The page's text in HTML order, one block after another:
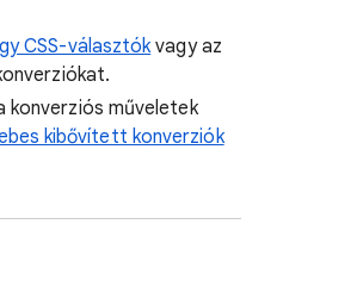
CSS-választókvagy az
konverziós műveletek
kibővített konverziók